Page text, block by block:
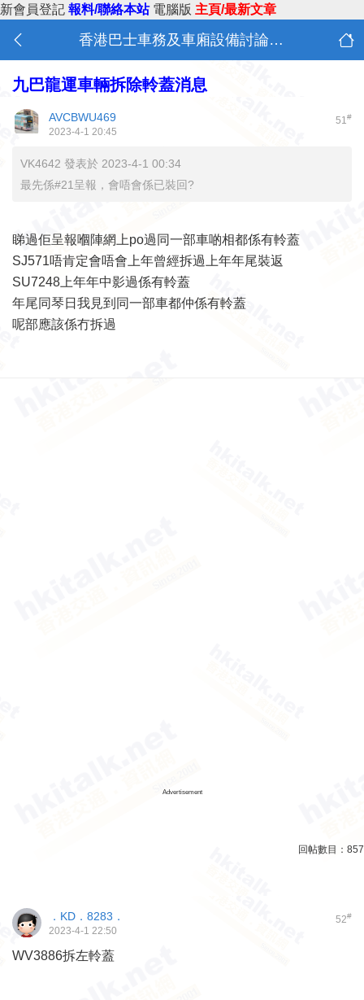
新會員登記 報料/聯絡本站 電腦版 主頁/最新文章
香港巴士車務及車廂設備討論 (B0)
九巴龍運車輛拆除軨蓋消息
51#
AVCBWU469
2023-4-1 20:45
VK4642 發表於 2023-4-1 00:34
最先係#21呈報，會唔會係已裝回?
睇過佢呈報嗰陣網上po過同一部車啲相都係有軨蓋
SJ571唔肯定會唔會上年曾經拆過上年年尾裝返
SU7248上年年中影過係有軨蓋
年尾同琴日我見到同一部車都仲係有軨蓋
呢部應該係冇拆過
Advertisement
回帖數目： 857
52#
．KD．8283．
2023-4-1 22:50
WV3886拆左軨蓋